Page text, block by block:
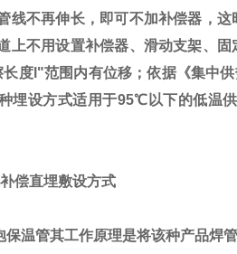
线不再伸长，即可不加补偿器，
上不用设置补偿器、滑动支架、
长度l"范围内有位移；依据《集中
埋设方式适用于95℃以下的低温
偿直埋敷设方式
温管其工作原理是将该种产品焊